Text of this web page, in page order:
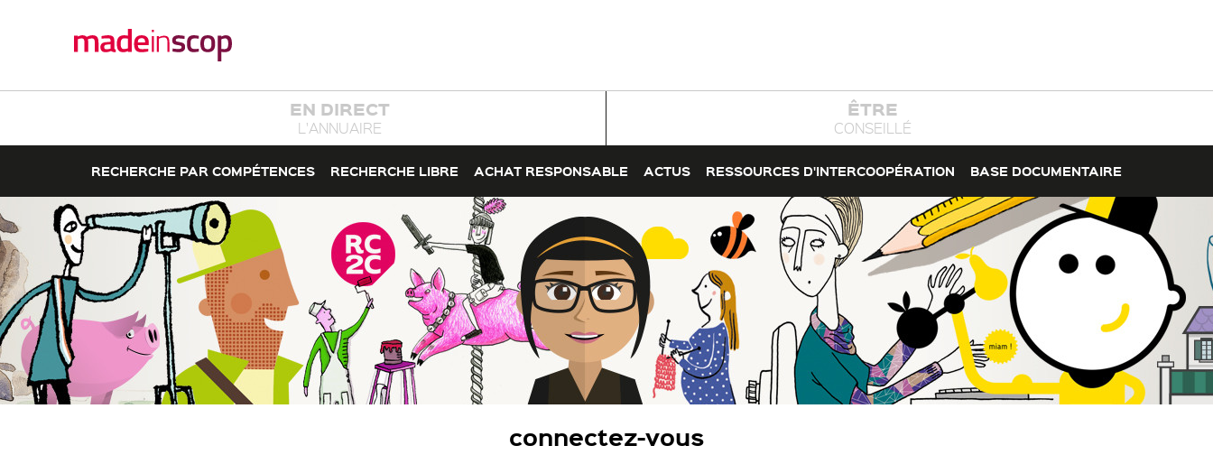
EN DIRECT
L'ANNUAIRE
ÊTRE
CONSEILLÉ
RECHERCHE PAR COMPÉTENCES RECHERCHE LIBRE ACHAT RESPONSABLE ACTUS RESSOURCES D'INTERCOOPÉRATION BASE DOCUMENTAIRE
connectez-vous